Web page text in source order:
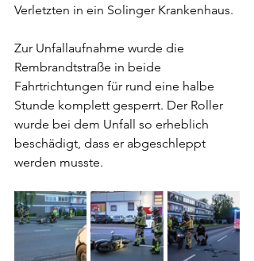
Verletzten in ein Solinger Krankenhaus.
Zur Unfallaufnahme wurde die
Rembrandtstraße in beide
Fahrtrichtungen für rund eine halbe
Stunde komplett gesperrt. Der Roller
wurde bei dem Unfall so erheblich
beschädigt, dass er abgeschleppt
werden musste.